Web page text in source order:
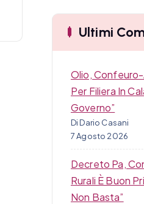
a
Ultimi
Olio, Confeuro-
Per Filiera In
Governo”
Di Dario Casani
7 Agosto 2026
Decreto Pa,
Rurali È Buon
Non Basta”